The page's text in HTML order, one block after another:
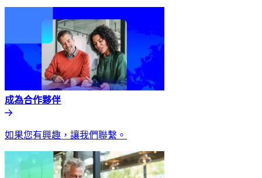
成為合作夥伴​​
如果您有興趣，讓我們聯繫。​​